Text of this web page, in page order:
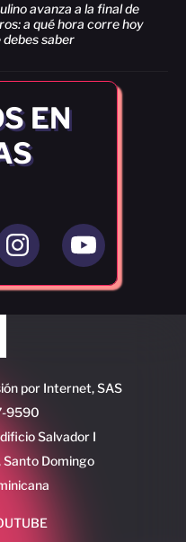
avanza a la final de
a qué hora corre hoy
debes saber
EN
por Internet, SAS
9590
Salvador I
Santo Domingo